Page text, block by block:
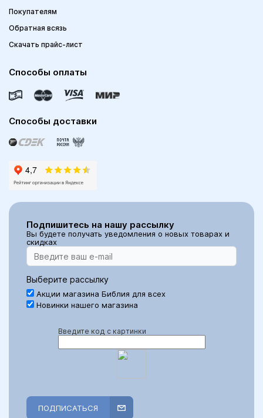
Покупателям
Обратная всязь
Скачать прайс-лист
Способы оплаты
Способы доставки
Подпишитесь на нашу рассылку
Вы будете получать уведомления о новых товарах и
скидках
Выберите рассылку
Акции магазина Библия для всех
Новинки нашего магазина
Введите код с картинки
ПОДПИСАТЬСЯ